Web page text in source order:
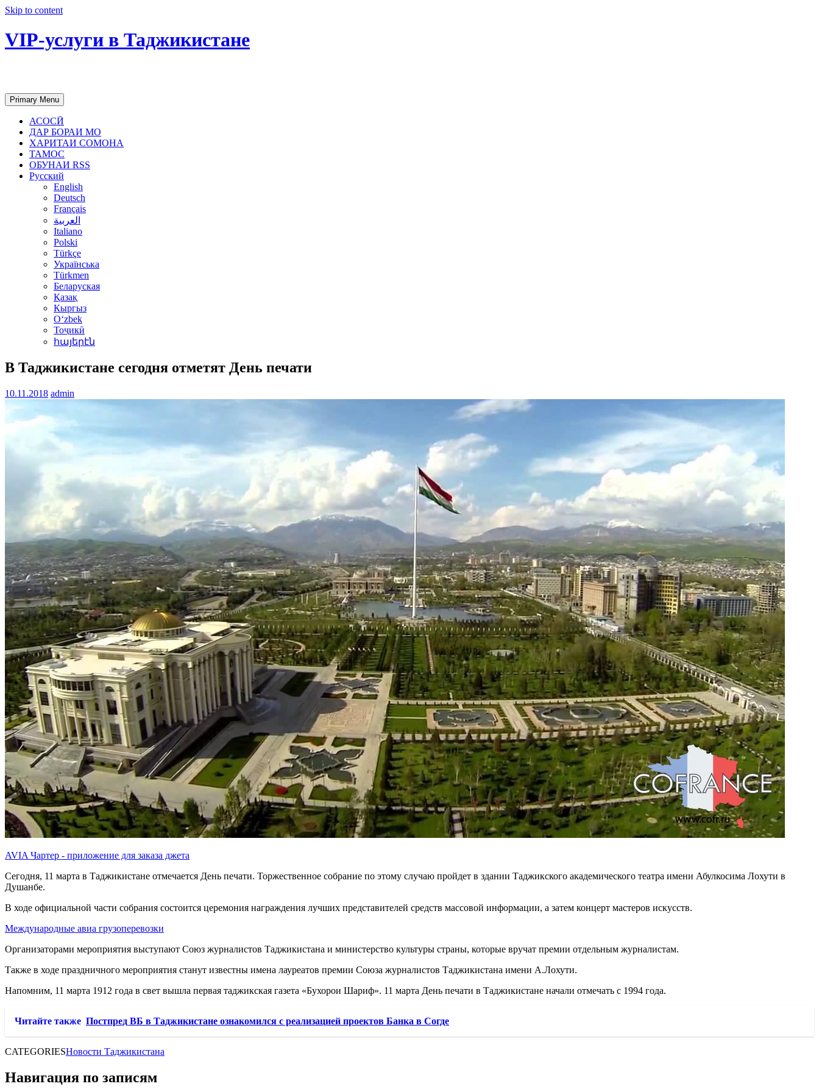
Skip to content
VIP-услуги в Таджикистане
Primary Menu
АСОСӢ
ДАР БОРАИ МО
ХАРИТАИ СОМОНА
ТАМОС
ОБУНАИ RSS
Русский
English
Deutsch
Français
العربية
Italiano
Polski
Türkçe
Українська
Türkmen
Беларуская
Қазақ
Кыргыз
Oʻzbek
Тоҷикӣ
հայերէն
В Таджикистане сегодня отметят День печати
10.11.2018 admin
AVIA Чартер - приложение для заказа джета
Сегодня, 11 марта в Таджикистане отмечается День печати. Торжественное собрание по этому случаю пройдет в здании Таджикского академического театра имени Абулкосима Лохути в
Душанбе.
В ходе официальной части собрания состоится церемония награждения лучших представителей средств массовой информации, а затем концерт мастеров искусств.
Международные авиа грузоперевозки
Организаторами мероприятия выступают Союз журналистов Таджикистана и министерство культуры страны, которые вручат премии отдельным журналистам.
Также в ходе праздничного мероприятия станут известны имена лауреатов премии Союза журналистов Таджикистана имени А.Лохути.
Напомним, 11 марта 1912 года в свет вышла первая таджикская газета «Бухорои Шариф». 11 марта День печати в Таджикистане начали отмечать с 1994 года.
Читайте также Постпред ВБ в Таджикистане ознакомился с реализацией проектов Банка в Согде
CATEGORIESНовости Таджикистана
Навигация по записям